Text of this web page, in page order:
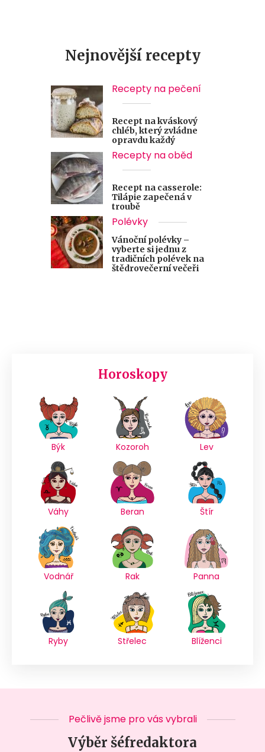
Nejnovější recepty
Recepty na pečení
Recept na kváskový
chléb, který zvládne
opravdu každý
Recepty na oběd
Recept na casserole:
Tilápie zapečená v
troubě
Polévky
Vánoční polévky –
vyberte si jednu z
tradičních polévek na
štědrovečerní večeři
Horoskopy
Býk Kozoroh Lev
Váhy Beran Štír
Vodnář Rak Panna
Ryby Střelec Blíženci
Pečlivě jsme pro vás vybrali
Výběr šéfredaktora